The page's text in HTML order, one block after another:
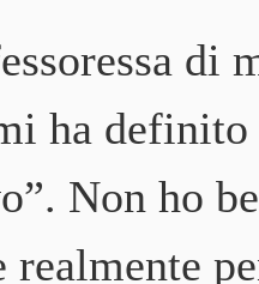
di
ha definito
Non ho
realmente